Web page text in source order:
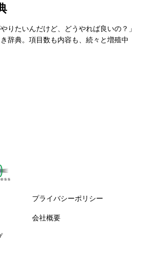
りたいんだけど、どうやれば良いの？」
辞典。項目数も内容も、続々と増殖中
プライバシーポリシー
会社概要